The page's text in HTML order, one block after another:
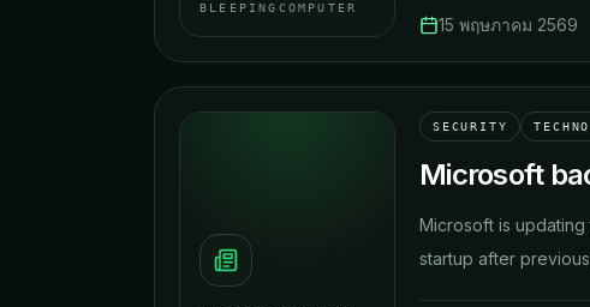
BLEEPINGCOMPUTER
15 พฤษภาคม 2569
SECURITY
Microsoft
Microsoft is
startup after